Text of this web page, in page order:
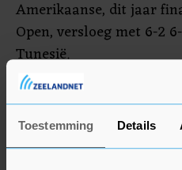
Toestemming Details
Amerikaanse, dit jaar
Open, versloeg met 6-2
Tunesië.
Demi Schuurs werd in de
WTA-toernooi van Miami
jarige tennisster en haar